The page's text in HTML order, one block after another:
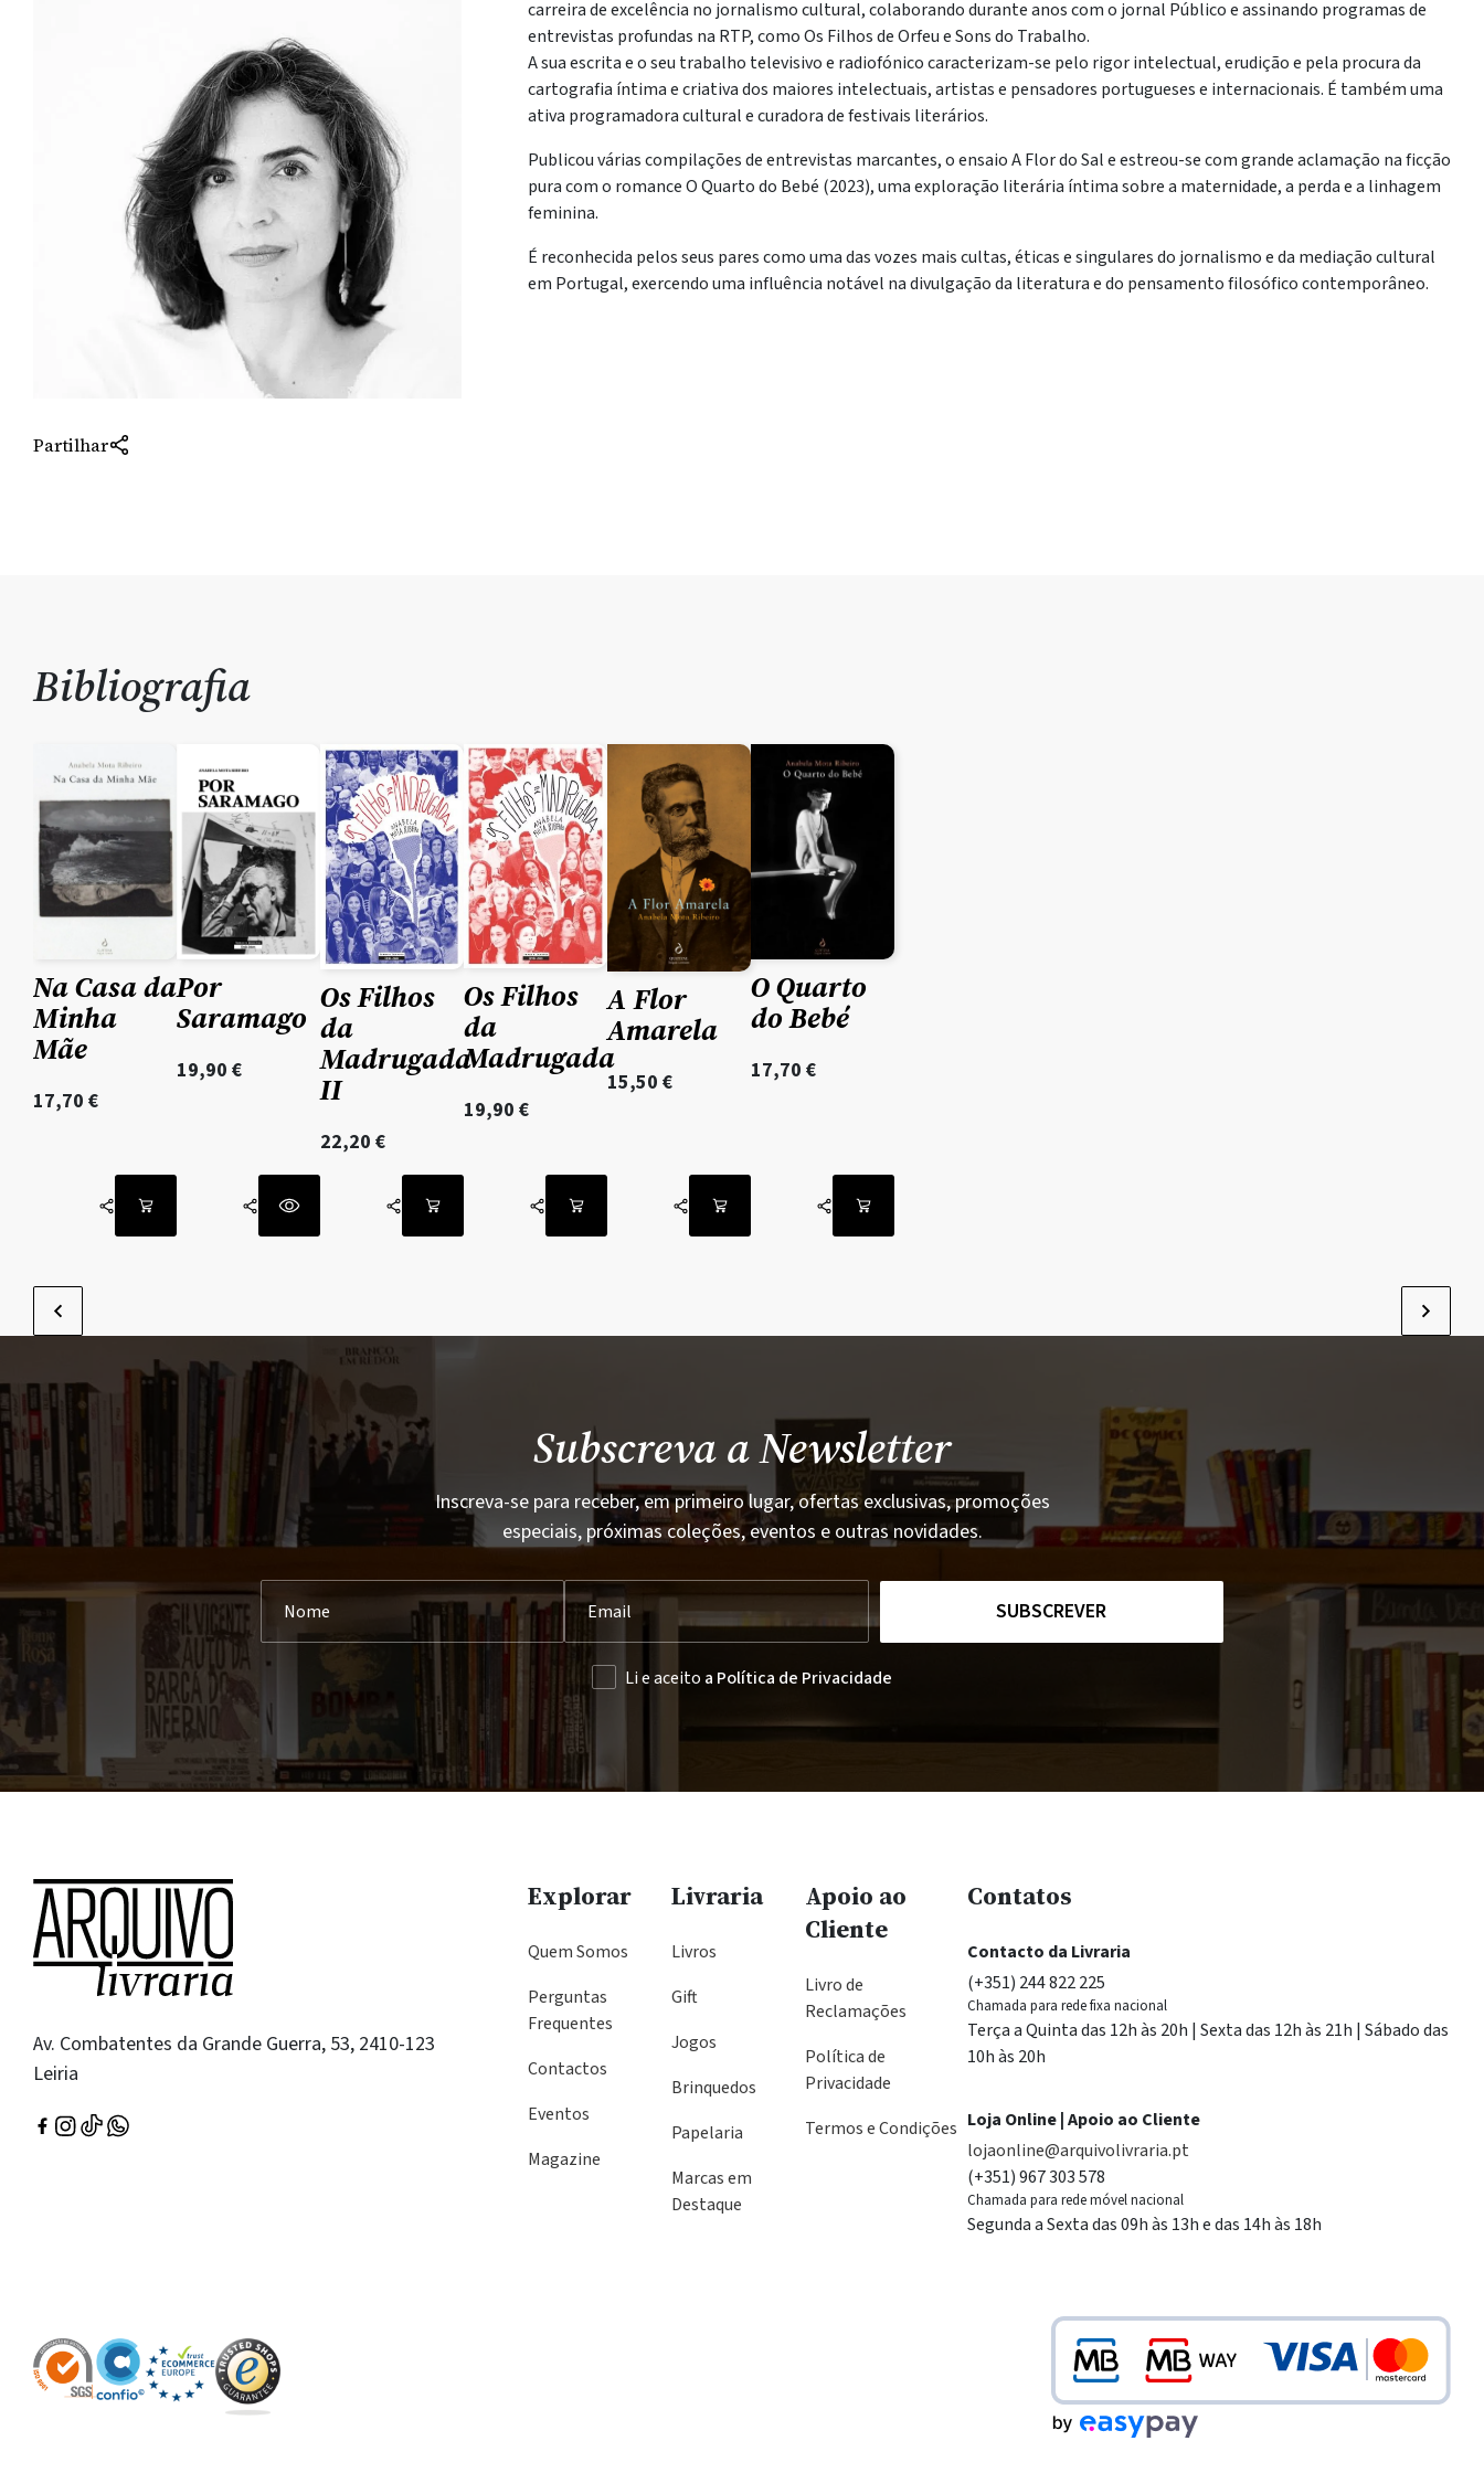
carreira de excelência no jornalismo cultural, colaborando durante anos com o jornal Público e assinando programas de
entrevistas profundas na RTP, como Os Filhos de Orfeu e Sons do Trabalho.
A sua escrita e o seu trabalho televisivo e radiofónico caracterizam-se pelo rigor intelectual, erudição e pela procura da
cartografia íntima e criativa dos maiores intelectuais, artistas e pensadores portugueses e internacionais. É também uma
ativa programadora cultural e curadora de festivais literários.
Publicou várias compilações de entrevistas marcantes, o ensaio A Flor do Sal e estreou-se com grande aclamação na ficção
pura com o romance O Quarto do Bebé (2023), uma exploração literária íntima sobre a maternidade, a perda e a linhagem
feminina.
É reconhecida pelos seus pares como uma das vozes mais cultas, éticas e singulares do jornalismo e da mediação cultural
em Portugal, exercendo uma influência notável na divulgação da literatura e do pensamento filosófico contemporâneo.
Partilhar
Bibliografia
Na Casa da
Minha
Mãe
17,70 €
Por
Saramago
19,90 €
Os Filhos
da
Madrugada
II
22,20 €
Os Filhos
da
Madrugada
19,90 €
A Flor
Amarela
15,50 €
O Quarto
do Bebé
17,70 €
Subscreva a Newsletter
Inscreva-se para receber, em primeiro lugar, ofertas exclusivas, promoções
especiais, próximas coleções, eventos e outras novidades.
SUBSCREVER
Li e aceito a Política de Privacidade
Av. Combatentes da Grande Guerra, 53, 2410-123
Leiria
Explorar
Quem Somos
Perguntas
Frequentes
Contactos
Eventos
Magazine
Livraria
Livros
Gift
Jogos
Brinquedos
Papelaria
Marcas em
Destaque
Apoio ao
Cliente
Livro de
Reclamações
Política de
Privacidade
Termos e Condições
Contatos
Contacto da Livraria
(+351) 244 822 225
Chamada para rede fixa nacional
Terça a Quinta das 12h às 20h | Sexta das 12h às 21h | Sábado das
10h às 20h
Loja Online | Apoio ao Cliente
lojaonline@arquivolivraria.pt
(+351) 967 303 578
Chamada para rede móvel nacional
Segunda a Sexta das 09h às 13h e das 14h às 18h